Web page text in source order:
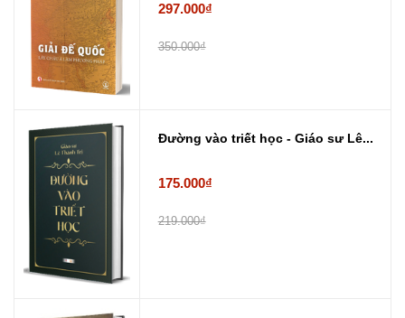
297.000₫
350.000₫
Đường vào triết học - Giáo sư Lê...
175.000₫
219.000₫